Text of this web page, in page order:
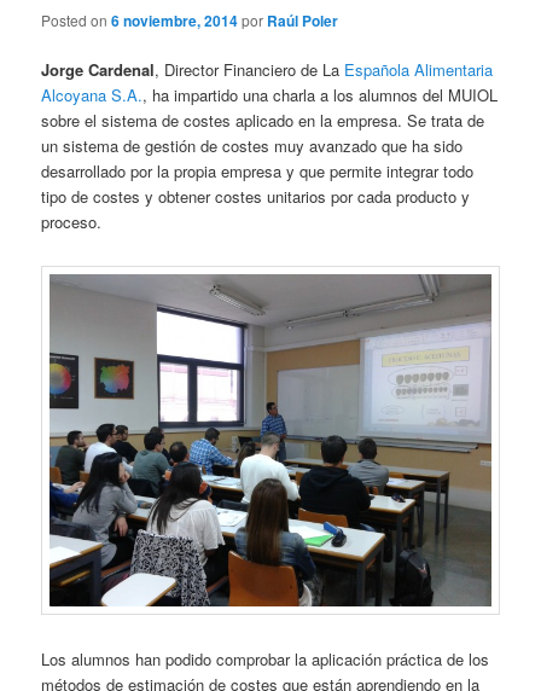
Posted on6 noviembre, 2014por Raúl Poler
Jorge Cardenal, Director Financiero de La Española Alimentaria
Alcoyana S.A., ha impartido una charla a los alumnos del MUIOL
sobre el sistema de costes aplicado en la empresa. Se trata de
un sistema de gestión de costes muy avanzado que ha sido
desarrollado por la propia empresa y que permite integrar todo
tipo de costes y obtener costes unitarios por cada producto y
proceso.
Los alumnos han podido comprobar la aplicación práctica de los
métodos de estimación de costes que están aprendiendo en la